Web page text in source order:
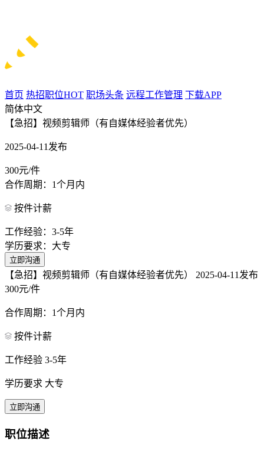
首页 热招职位HOT 职场头条 远程工作管理 下载APP
简体中文
【急招】视频剪辑师（有自媒体经验者优先）
2025-04-11发布
300元/件
合作周期：1个月内
按件计薪
工作经验：3-5年
学历要求：大专
立即沟通
【急招】视频剪辑师（有自媒体经验者优先） 2025-04-11发布
300元/件
合作周期：1个月内
按件计薪
工作经验 3-5年
学历要求 大专
立即沟通
职位描述